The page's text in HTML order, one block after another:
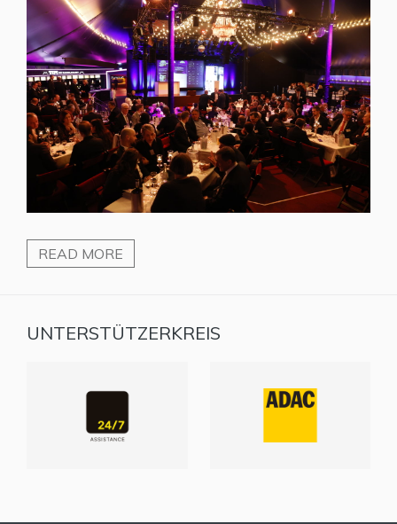
READ MORE
UNTERSTÜTZERKREIS